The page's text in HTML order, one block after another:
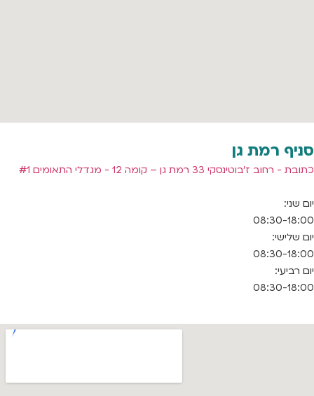
סניף רמת גן
כתובת - רחוב ז'בוטינסקי 33 רמת גן – קומה 12 - מגדלי התאומים #1
יום שני:
08:30-18:00
יום שלישי:
08:30-18:00
יום רביעי:
08:30-18:00